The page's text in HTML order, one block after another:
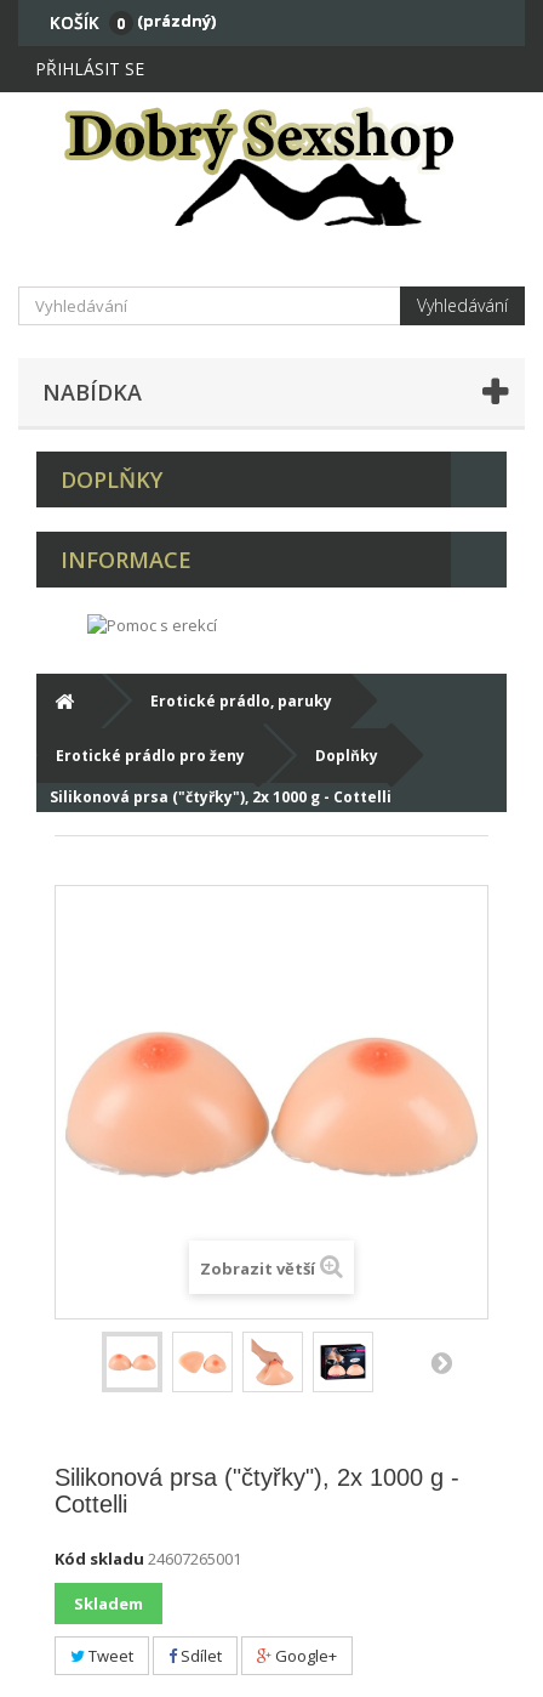
KOŠÍK 0 (prázdný)
PŘIHLÁSIT SE
Vyhledávání
NABÍDKA
DOPLŇKY
INFORMACE
Erotické prádlo, paruky
Erotické prádlo pro ženy
Doplňky
Silikonová prsa ("čtyřky"), 2x 1000 g - Cottelli
Zobrazit větší
Silikonová prsa ("čtyřky"), 2x 1000 g -
Cottelli
Kód skladu 24607265001
Skladem
Tweet Sdílet Google+